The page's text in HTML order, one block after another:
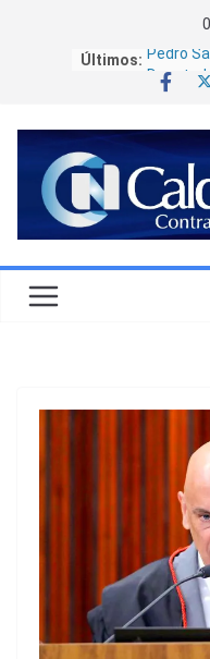
Últimos: Pedro
Goiás
salário
Militar,
Veja